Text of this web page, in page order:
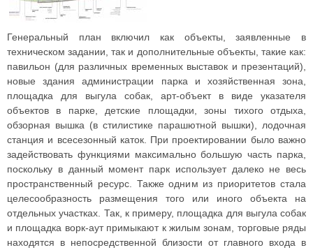
Генеральный план включил как объекты, заявленные в
техническом задании, так и дополнительные объекты, такие как:
павильон (для различных временных выставок и презентаций),
новые здания администрации парка и хозяйственная зона,
площадка для выгула собак, арт-объект в виде указателя
объектов в парке, детские площадки, зоны тихого отдыха,
обзорная вышка (в стилистике парашютной вышки), лодочная
станция и всесезонный каток. При проектировании было важно
задействовать функциями максимально большую часть парка,
поскольку в данный момент парк использует далеко не весь
пространственный ресурс. Также одним из приоритетов стала
целесообразность размещения того или иного объекта на
отдельных участках. Так, к примеру, площадка для выгула собак
и площадка ворк-аут примыкают к жилым зонам, торговые ряды
находятся в непосредственной близости от главного входа в